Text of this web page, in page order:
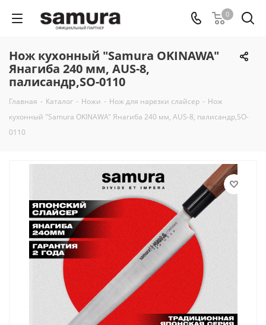
0
Нож кухонный "Samura OKINAWA"
Янагиба 240 мм, AUS-8,
палисандр,SO-0110
Главная - Каталог - Ножи - Нож для нарезки слайсер - Нож
кухонный "Samura OKINAWA" Янагиба 240 мм, AUS-8, палисандр,SO-
0110